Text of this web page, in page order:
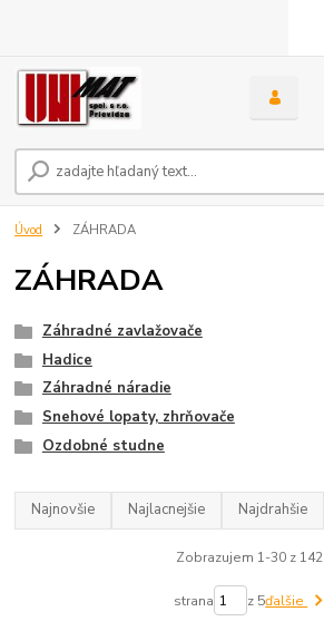
Úvod ZÁHRADA
ZÁHRADA
Záhradné zavlažovače
Hadice
Záhradné náradie
Snehové lopaty, zhrňovače
Ozdobné studne
Najnovšie Najlacnejšie Najdrahšie
Zobrazujem 1-30 z 142
strana z 5ďalšie